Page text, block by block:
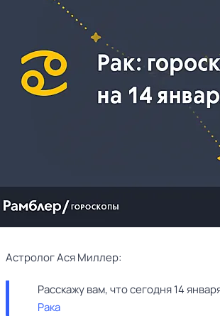
Астролог Ася Миллер:
Рака